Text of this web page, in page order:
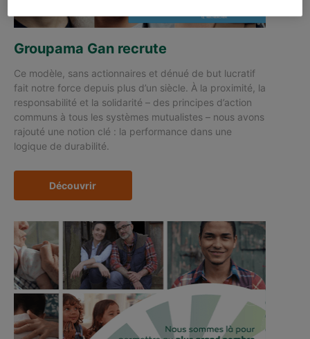
Groupama Gan recrute
Ce modèle, sans actionnaires et dénué de but lucratif
fait notre force depuis plus d’un siècle. À la proximité, la
responsabilité et la solidarité – des principes d’action
communs à tous les systèmes mutualistes – nous avons
rajouté une notion clé : la performance dans une
logique de durabilité.
Découvrir